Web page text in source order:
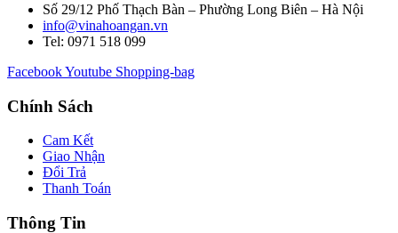
Số 29/12 Phố Thạch Bàn – Phường Long Biên – Hà Nội
info@vinahoangan.vn
Tel: 0971 518 099
FacebookYoutube Shopping-bag
Chính Sách
Cam Kết
Giao Nhận
Đổi Trả
Thanh Toán
Thông Tin